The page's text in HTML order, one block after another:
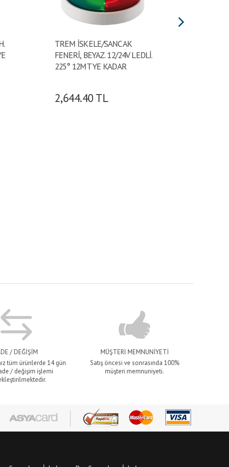
TREM İSKELE/SANCAK
FENERİ, BEYAZ. 12/24V LEDLİ.
225° 12MT YE KADAR
2,644.40 TL
/ DEĞİŞİM
tüm ürünlerde 14 gün
/ değişim işlemi
MÜŞTERİ MEMNUNİYETİ
Satış öncesi ve sonrasında 100%
müşteri memnuniyeti.